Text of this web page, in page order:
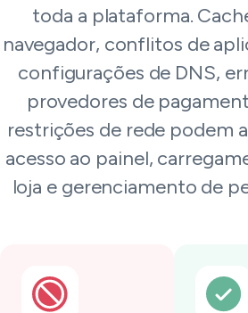
toda a plataforma.
navegador, conflitos de
configurações de DNS,
provedores de
restrições de rede podem
acesso ao painel,
loja e gerenciamento de